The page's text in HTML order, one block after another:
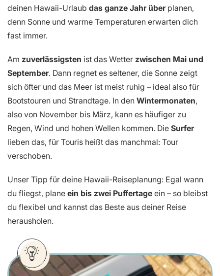
deinen Hawaii-Urlaub das ganze Jahr über planen,
denn Sonne und warme Temperaturen erwarten dich
fast immer.
Am zuverlässigsten ist das Wetter zwischen Mai und
September. Dann regnet es seltener, die Sonne zeigt
sich öfter und das Meer ist meist ruhig – ideal also für
Bootstouren und Strandtage. In den Wintermonaten,
also von November bis März, kann es häufiger zu
Regen, Wind und hohen Wellen kommen. Die Surfer
lieben das, für Touris heißt das manchmal: Tour
verschoben.
Unser Tipp für deine Hawaii-Reiseplanung: Egal wann
du fliegst, plane ein bis zwei Puffertage ein – so bleibst
du flexibel und kannst das Beste aus deiner Reise
herausholen.